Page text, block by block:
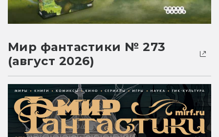
Мир фантастики № 273
(август 2026)